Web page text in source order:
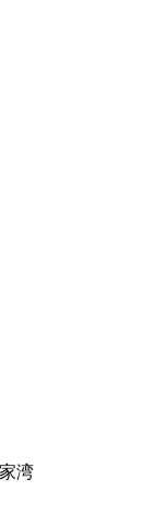
湾